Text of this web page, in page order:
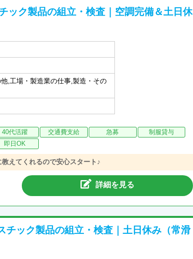
ック製品の組立・検査｜空調完備＆土日休
,工場・製造業の仕事,製造・その
40代活躍 交通費支給 急募
制服貸与
即日OK
えてくれるので安心スタート♪
詳細を見る
チック製品の組立・検査｜土日休み（常滑